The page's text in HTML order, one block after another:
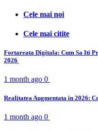
Cele mai noi
Cele mai citite
Fortareata Digitala: Cum Sa Iti
2026
1 month ago 0
Realitatea Augmentata in 2026:
1 month ago 0